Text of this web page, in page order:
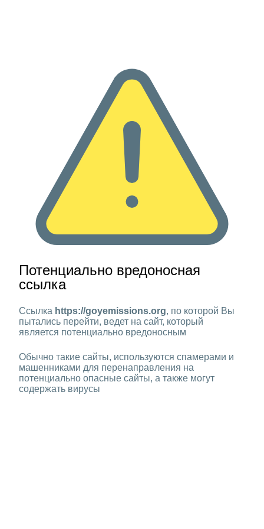
Потенциально вредоносная
ссылка
Ссылка https://goyemissions.org, по которой Вы
пытались перейти, ведет на сайт, который
является потенциально вредоносным
Обычно такие сайты, используются спамерами и
машенниками для перенаправления на
потенциально опасные сайты, а также могут
содержать вирусы